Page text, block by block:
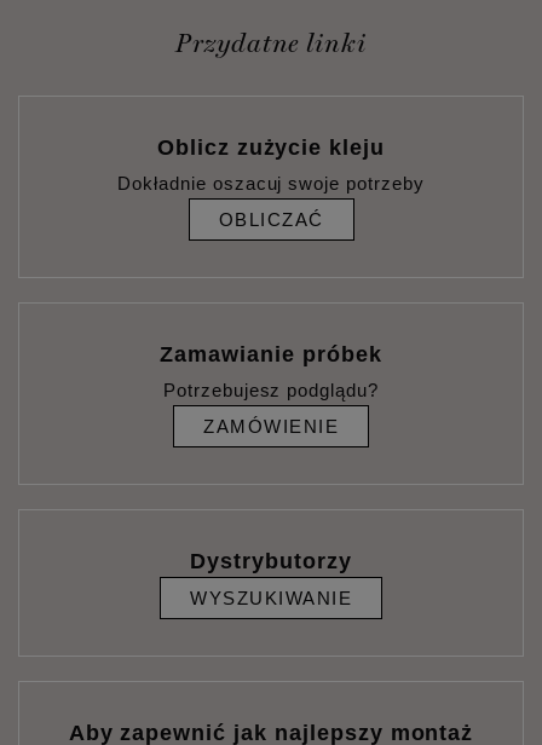
Przydatne linki
Oblicz zużycie kleju
Dokładnie oszacuj swoje potrzeby
OBLICZAĆ
Zamawianie próbek
Potrzebujesz podglądu?
ZAMÓWIENIE
Dystrybutorzy
WYSZUKIWANIE
Aby zapewnić jak najlepszy montaż